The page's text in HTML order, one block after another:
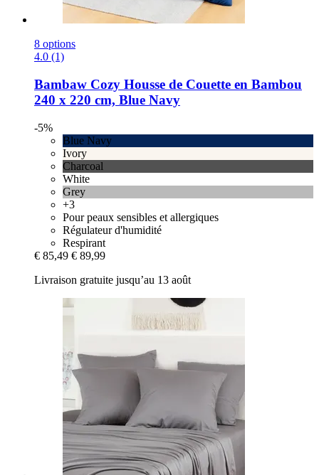
8 options
4.0 (1)
Bambaw Cozy Housse de Couette en Bambou
240 x 220 cm, Blue Navy
-5%
Blue Navy
Ivory
Charcoal
White
Grey
+3
Pour peaux sensibles et allergiques
Régulateur d'humidité
Respirant
€ 85,49 € 89,99
Livraison gratuite jusqu’au 13 août